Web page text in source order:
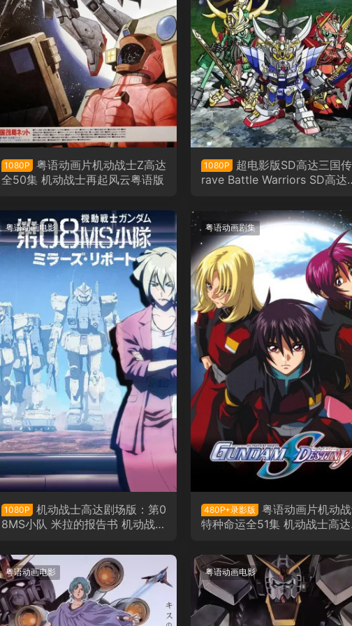
1080P
粤语动画片机动战士Z高达
全50集 机动战士再起风云粤语版
1080P
超电影版SD高达三国
rave Battle Warriors SD高达
粤语动画电影
1080P
机动战士高达剧场版：第0
8MS小队 米拉的报告书 机动战士
的报告粤语版
粤语动画剧集
480P+录影版
粤语动画片机动
特种命运全51集 机动战士高
粤语动画电影 粤语动画电影